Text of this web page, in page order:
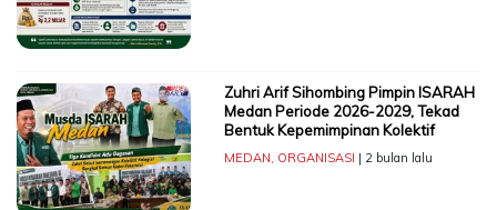
Zuhri Arif Sihombing Pimpin ISARAH
Medan Periode 2026-2029, Tekad
Bentuk Kepemimpinan Kolektif
MEDAN, ORGANISASI | 2 bulan lalu